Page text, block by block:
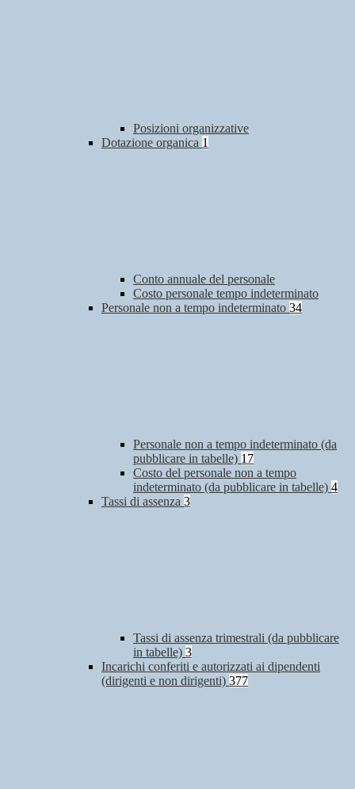
Posizioni organizzative
Dotazione organica 1
Conto annuale del personale
Costo personale tempo indeterminato
Personale non a tempo indeterminato 34
Personale non a tempo indeterminato (da
pubblicare in tabelle) 17
Costo del personale non a tempo
indeterminato (da pubblicare in tabelle) 4
Tassi di assenza 3
Tassi di assenza trimestrali (da pubblicare
in tabelle) 3
Incarichi conferiti e autorizzati ai dipendenti
(dirigenti e non dirigenti) 377